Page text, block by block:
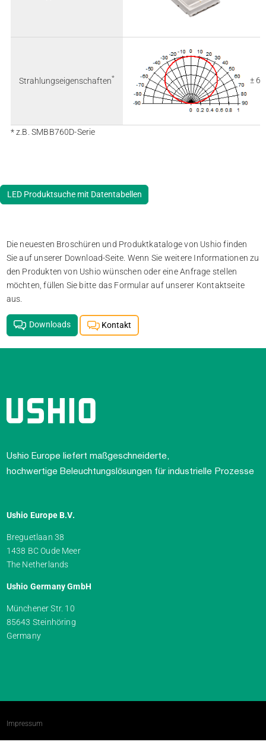
Strahlungseigenschaften* ±
* z.B. SMBB760D-Serie
LED Produktsuche mit Datentabellen
Die neuesten Broschüren und Produktkataloge von Ushio finden
Sie auf unserer Download-Seite. Wenn Sie weitere Informationen zu
den Produkten von Ushio wünschen oder eine Anfrage stellen
möchten, füllen Sie bitte das Formular auf unserer Kontaktseite
aus.
Downloads Kontakt
Ushio Europe liefert maßgeschneiderte,
hochwertige Beleuchtungslösungen für industrielle Prozesse
Ushio Europe B.V.
Breguetlaan 38
1438 BC Oude Meer
The Netherlands
Ushio Germany GmbH
Münchener Str. 10
85643 Steinhöring
Germany
Impressum